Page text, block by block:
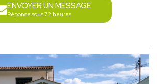
ENVOYER UN MESSAGE
Réponse sous 72 heures